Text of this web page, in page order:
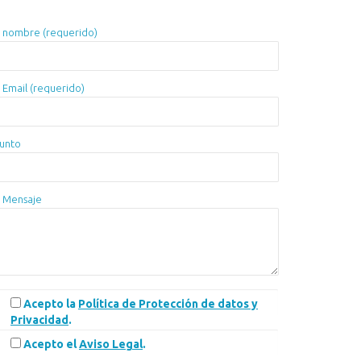
nombre (requerido)
Email (requerido)
Mensaje
Acepto la Política de Protección de datos y
Privacidad .
Acepto elAviso Legal.